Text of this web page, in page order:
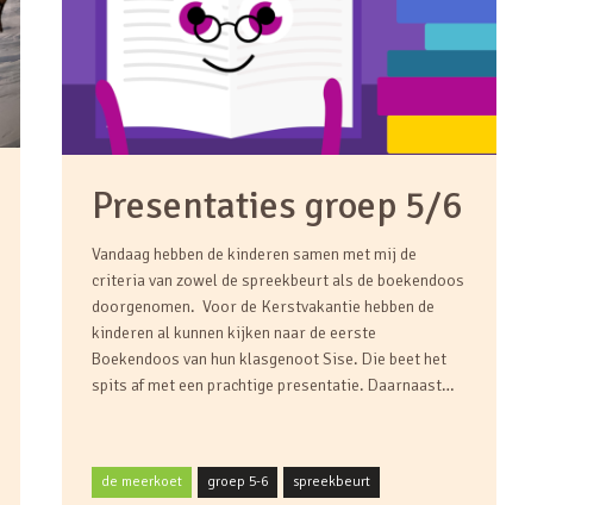
Presentaties groep 5/6
Vandaag hebben de kinderen samen met mij de
criteria van zowel de spreekbeurt als de boekendoos
doorgenomen. Voor de Kerstvakantie hebben de
kinderen al kunnen kijken naar de eerste
Boekendoos van hun klasgenoot Sise. Die beet het
spits af met een prachtige presentatie. Daarnaast…
de meerkoet groep 5-6 spreekbeurt